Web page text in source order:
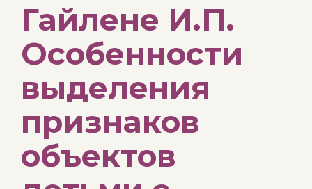
Гайлене И.П.
Особенности
выделения
признаков
объектов